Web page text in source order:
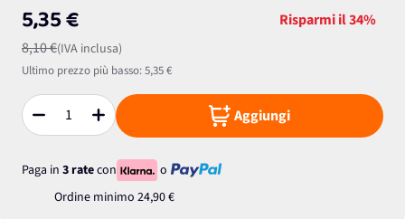
5,35 €
8,10 €(IVA inclusa)
Risparmi il34%
Ultimo prezzo più basso:5,35 €
Quantità Aggiungi
Paga in 3 ratecon
o
Ordine minimo 24,90 €